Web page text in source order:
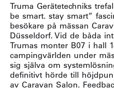
Truma Gerätetechniks
be smart. stay smart”
besökare på mässan
Düsseldorf. Vid de båda
Trumas monter B07 i hall
campingvärlden under
sig själva om
definitivt hörde till
av Caravan Salon.